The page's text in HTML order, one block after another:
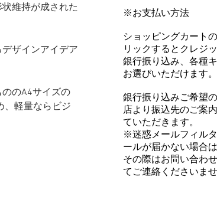
維持が成された
ザインアイデア
のA4サイズの
、軽量ならビジ
※お支払い方法
ショッピングカート
リックするとクレジッ
銀行振り込み、各種
お選びいただけます。
銀行振り込みご希望
店より振込先のご案
ていただきます。
※迷惑メールフィル
ールが届かない場合
その際はお問い合わ
てご連絡くださいませ